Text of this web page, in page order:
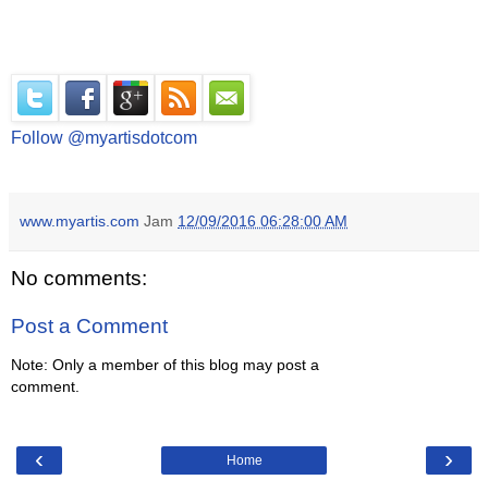
Follow @myartisdotcom
www.myartis.com Jam 12/09/2016 06:28:00 AM
No comments:
Post a Comment
Note: Only a member of this blog may post a
comment.
‹ ›
Home